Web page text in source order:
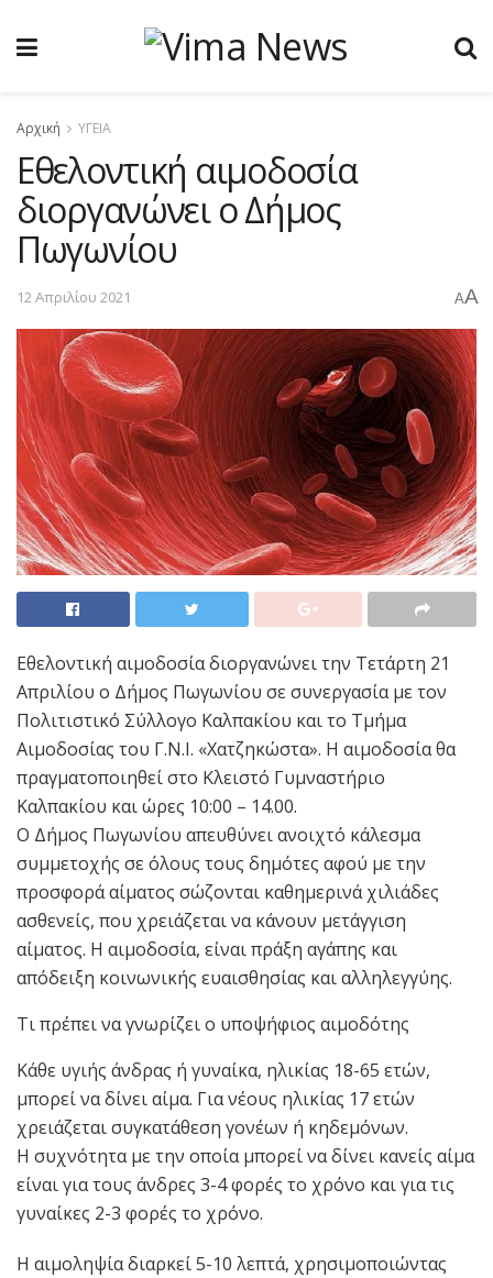
Αρχική ΥΓΕΙΑ
Εθελοντική αιμοδοσία
διοργανώνει ο Δήμος
Πωγωνίου
12 Απριλίου 2021 AA
Εθελοντική αιμοδοσία διοργανώνει την Τετάρτη 21
Απριλίου ο Δήμος Πωγωνίου σε συνεργασία με τον
Πολιτιστικό Σύλλογο Καλπακίου και το Τμήμα
Αιμοδοσίας του Γ.Ν.Ι. «Χατζηκώστα». Η αιμοδοσία θα
πραγματοποιηθεί στο Κλειστό Γυμναστήριο
Καλπακίου και ώρες 10:00 – 14.00.
Ο Δήμος Πωγωνίου απευθύνει ανοιχτό κάλεσμα
συμμετοχής σε όλους τους δημότες αφού με την
προσφορά αίματος σώζονται καθημερινά χιλιάδες
ασθενείς, που χρειάζεται να κάνουν μετάγγιση
αίματος. Η αιμοδοσία, είναι πράξη αγάπης και
απόδειξη κοινωνικής ευαισθησίας και αλληλεγγύης.
Τι πρέπει να γνωρίζει ο υποψήφιος αιμοδότης
Κάθε υγιής άνδρας ή γυναίκα, ηλικίας 18-65 ετών,
μπορεί να δίνει αίμα. Για νέους ηλικίας 17 ετών
χρειάζεται συγκατάθεση γονέων ή κηδεμόνων.
Η συχνότητα με την οποία μπορεί να δίνει κανείς αίμα
είναι για τους άνδρες 3-4 φορές το χρόνο και για τις
γυναίκες 2-3 φορές το χρόνο.
Η αιμοληψία διαρκεί 5-10 λεπτά, χρησιμοποιώντας